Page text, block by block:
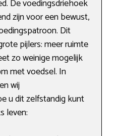
De voedingsdriehoek
zijn voor een bewust,
Dit
pijlers: meer ruimte
zo weinige mogelijk
met voedsel. In
wij
u dit zelfstandig kunt
leven: